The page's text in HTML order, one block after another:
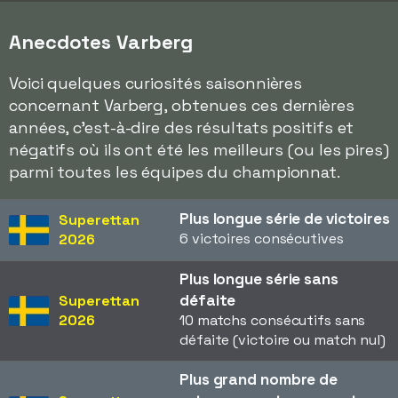
Anecdotes Varberg
Voici quelques curiosités saisonnières
concernant Varberg, obtenues ces dernières
années, c'est-à-dire des résultats positifs et
négatifs où ils ont été les meilleurs (ou les pires)
parmi toutes les équipes du championnat.
Superettan
2026
Plus longue série de victoires
6 victoires consécutives
Superettan
2026
Plus longue série sans
défaite
10 matchs consécutifs sans
défaite (victoire ou match nul)
Plus grand nombre de